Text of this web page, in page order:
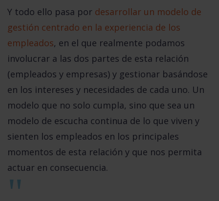
Y todo ello pasa por desarrollar un modelo de
gestión centrado en la experiencia de los
empleados, en el que realmente podamos
involucrar a las dos partes de esta relación
(empleados y empresas) y gestionar basándose
en los intereses y necesidades de cada uno. Un
modelo que no solo cumpla, sino que sea un
modelo de escucha continua de lo que viven y
sienten los empleados en los principales
momentos de esta relación y que nos permita
actuar en consecuencia.